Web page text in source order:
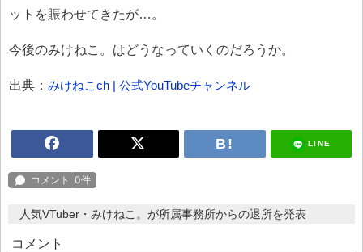
ットを賑わせてきたが…。
今後のみけねこ。はどうなっていくのだろうか。
出典： みけねこch | 公式YouTubeチャンネル
LINE
人気VTuber・みけねこ。が所属事務所からの退所を発表